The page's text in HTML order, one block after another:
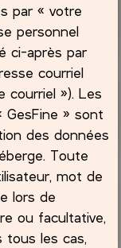
par « votre
personnel
ci-après par
courriel
courriel »). Les
» sont
des données
Toute
mot de
lors de
ou facultative,
tous les cas,